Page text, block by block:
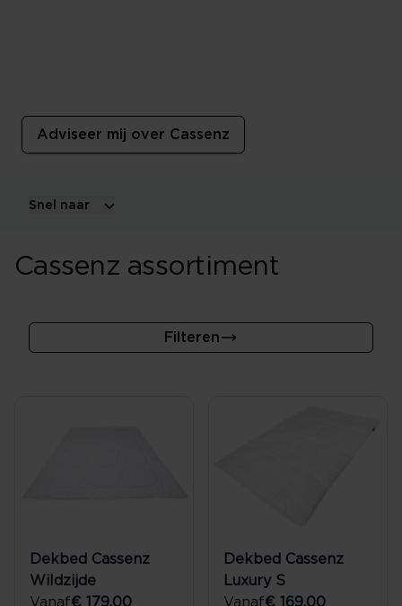
Adviseer mij over Cassenz
Snel naar
Cassenz assortiment
Filteren
Dekbed Cassenz
Wildzijde
Vanaf€ 179,00
Dekbed Cassenz
Luxury S
Vanaf€ 169,00